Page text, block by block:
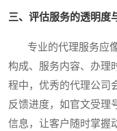
三、评估服务的透明度
专业的代理服务应像
构成、服务内容、办理
程中，优秀的代理公司
反馈进度，如官文受理
信息，让客户随时掌握